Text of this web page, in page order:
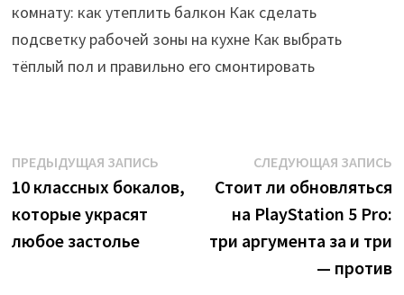
комнату: как утеплить балкон Как сделать
подсветку рабочей зоны на кухне Как выбрать
тёплый пол и правильно его смонтировать
Навигация
по
записям
ПРЕДЫДУЩАЯ ЗАПИСЬПредыдущая
запись:
10 классных бокалов,
которые украсят
любое застолье
СЛЕДУЮЩАЯ ЗАПИСЬ
Стоит ли обновляться
на PlayStation 5 Pro:
три аргумента за и три
— против